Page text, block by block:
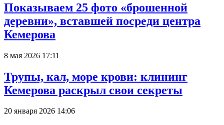
Показываем 25 фото «брошенной
деревни», вставшей посреди центра
Кемерова
8 мая 2026 17:11
Трупы, кал, море крови: клининг
Кемерова раскрыл свои секреты
20 января 2026 14:06